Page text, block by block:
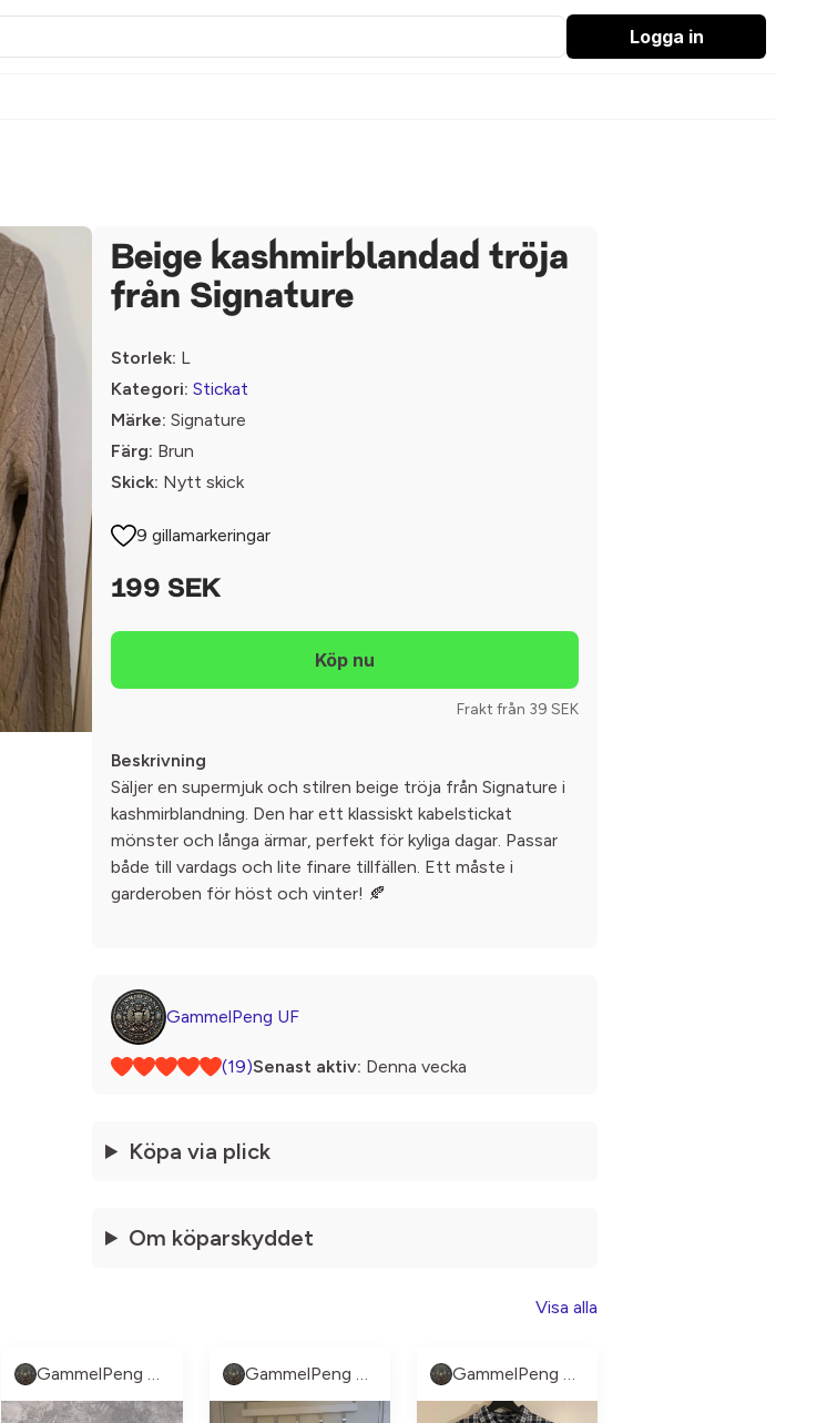
Logga in
Beige kashmirblandad tröja
från Signature
Storlek: L
Kategori: Stickat
Märke: Signature
Färg: Brun
Skick: Nytt skick
9 gillamarkeringar
199 SEK
Frakt från 39 SEK
Beskrivning
Säljer en supermjuk och stilren beige tröja från Signature i
kashmirblandning. Den har ett klassiskt kabelstickat
mönster och långa ärmar, perfekt för kyliga dagar. Passar
både till vardags och lite finare tillfällen. Ett måste i
garderoben för höst och vinter! 🍂
GammelPeng UF
(19)Senast aktiv: Denna vecka
Köpa via plick
Om köparskyddet
Visa alla
GammelPeng UF GammelPeng UF GammelPeng UF